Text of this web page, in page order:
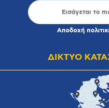
Αποδοχή
ΔΙΚΤΥΟ